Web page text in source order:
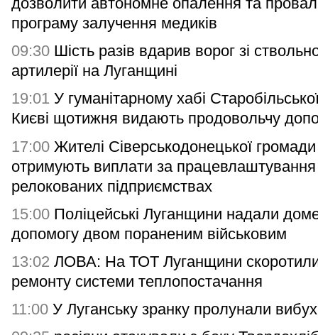
програму залучення медиків
09:30 Шість разів вдарив ворог зі
артилерії на Луганщині
19:01 У гуманітарному хабі
Києві щотижня видають продовольчу
17:00 Жителі Сіверськодонецької
отримують виплати за
релокованих підприємствах
15:00 Поліцейські Луганщини надали
допомогу двом пораненим військовим
13:02 ЛОВА: На ТОТ Луганщини
ремонту системи теплопостачання
11:00 У Луганську зранку пролунали